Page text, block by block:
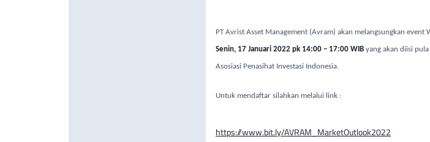
PT Avrist Asset Management (Avram) akan melangsungkan
Senin, 17 Januari 2022 pk 14:00 – 17:00 WIB yang akan diisi
Asosiasi Penasihat Investasi Indonesia.
Untuk mendaftar silahkan melalui link :
https://www.bit.ly/AVRAM_MarketOutlook2022